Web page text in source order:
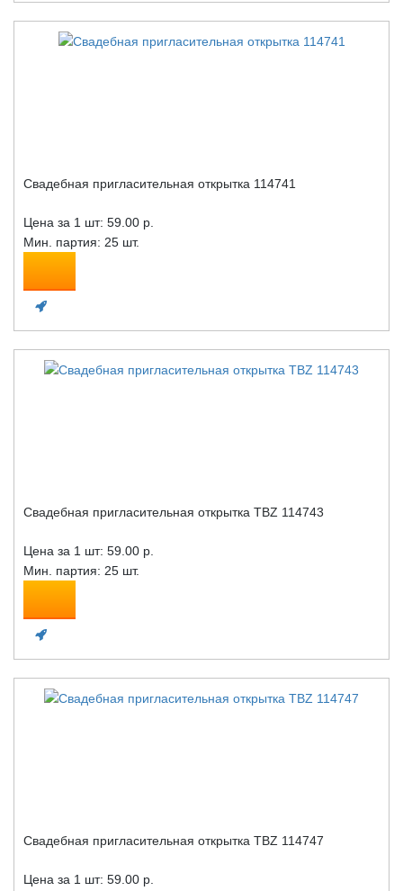
Свадебная пригласительная открытка 114741
Цена за 1 шт: 59.00 р.
Мин. партия: 25 шт.
Свадебная пригласительная открытка TBZ 114743
Цена за 1 шт: 59.00 р.
Мин. партия: 25 шт.
Свадебная пригласительная открытка TBZ 114747
Цена за 1 шт: 59.00 р.